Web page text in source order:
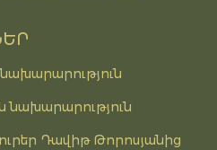
նախարարություն
Դավիթ Թորոսյանից